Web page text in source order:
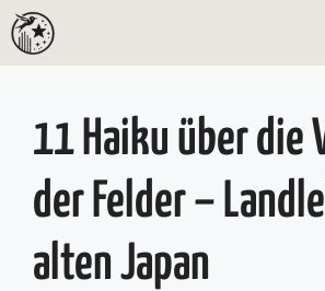
Zum
Inhalt
11 Haiku über die
der Felder –
alten Japan